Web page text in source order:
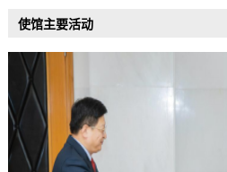
使馆主要活动